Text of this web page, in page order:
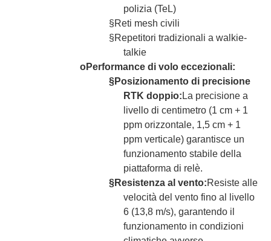
polizia (TeL)
§Reti mesh civili
§Repetitori tradizionali a walkie-
talkie
oPerformance di volo eccezionali:
§Posizionamento di precisione
RTK doppio: La precisione a
livello di centimetro (1 cm + 1
ppm orizzontale, 1,5 cm + 1
ppm verticale) garantisce un
funzionamento stabile della
piattaforma di relè.
§Resistenza al vento:Resiste alle
velocità del vento fino al livello
6 (13,8 m/s), garantendo il
funzionamento in condizioni